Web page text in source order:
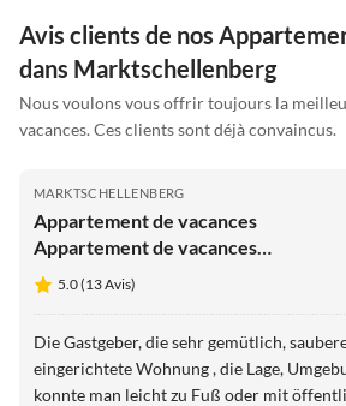
Avis clients de nos
dans Marktschellenberg
Nous voulons vous offrir toujours la
vacances. Ces clients sont déjà convaincus.
MARKTSCHELLENBERG
Appartement de vacances
Appartement de vacances
Feichtlgütl
5.0 (13 Avis)
Die Gastgeber, die sehr gemütlich, saubere und schön
eingerichtete Wohnung , die Lage, Umgebung . Alles
konnte man leicht zu Fuß oder mit